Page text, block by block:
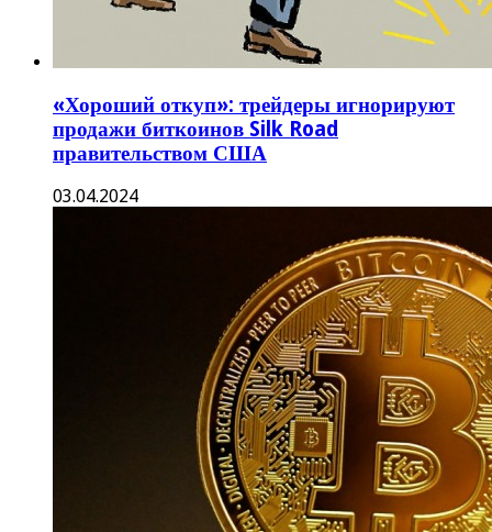
«Хороший откуп»: трейдеры игнорируют
продажи биткоинов Silk Road
правительством США
03.04.2024